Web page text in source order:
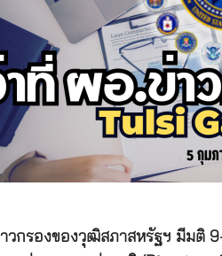
วกรองของวุฒิสภาสหรัฐฯ มีมติ